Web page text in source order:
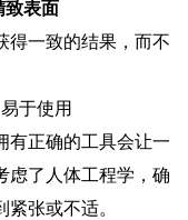
致表面
得一致的结果，而不
于使用
有正确的工具会让一
虑了人体工程学，确
张或不适。